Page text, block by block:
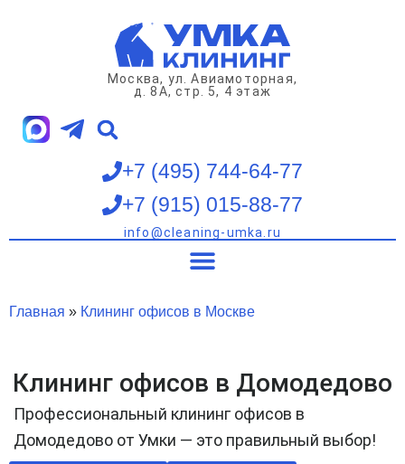
Москва, ул. Авиамоторная,
д. 8А, стр. 5, 4 этаж
+7 (495) 744-64-77
+7 (915) 015-88-77
info@cleaning-umka.ru
Главная » Клининг офисов в Москве
Клининг офисов в Домодедово
Профессиональный клининг офисов в
Домодедово от Умки — это правильный выбор!